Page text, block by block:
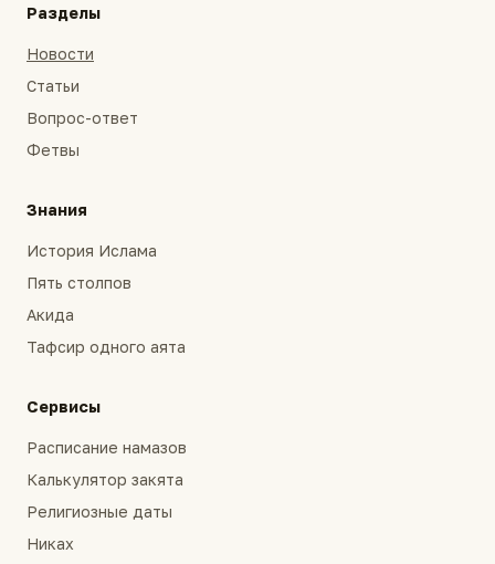
Разделы
Новости
Статьи
Вопрос-ответ
Фетвы
Знания
История Ислама
Пять столпов
Акида
Тафсир одного аята
Сервисы
Расписание намазов
Калькулятор закята
Религиозные даты
Никах